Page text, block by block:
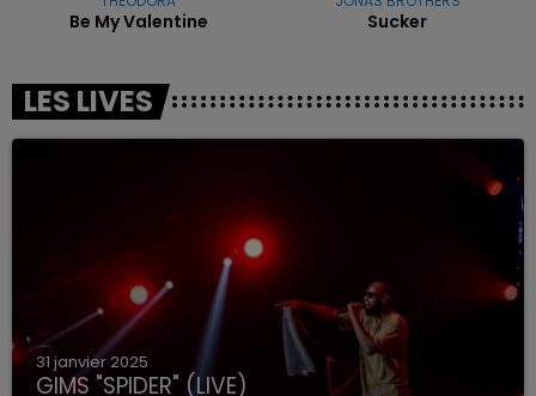
Be My Valentine Sucker
LES LIVES
31 janvier 2025
GIMS "SPIDER" (LIVE)